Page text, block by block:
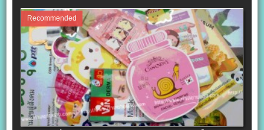
Recommended